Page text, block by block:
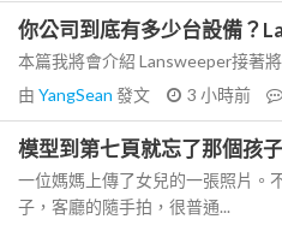
你公司到底有多少台設備？
本篇我將會介紹 Lansweeper接著
由 YangSean 發文 3 小時前
模型到第七頁就忘了那個孩子
一位媽媽上傳了女兒的一張照片。
子，客廳的隨手拍，很普通...